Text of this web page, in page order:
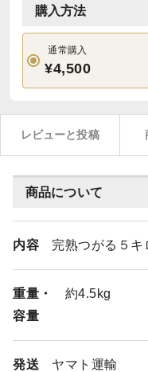
購入方法
通常購入
¥4,500
レビューと投稿
商品について
内容 完熟つがる５
重量・
容量
約4.5kg
発送 ヤマト運輸